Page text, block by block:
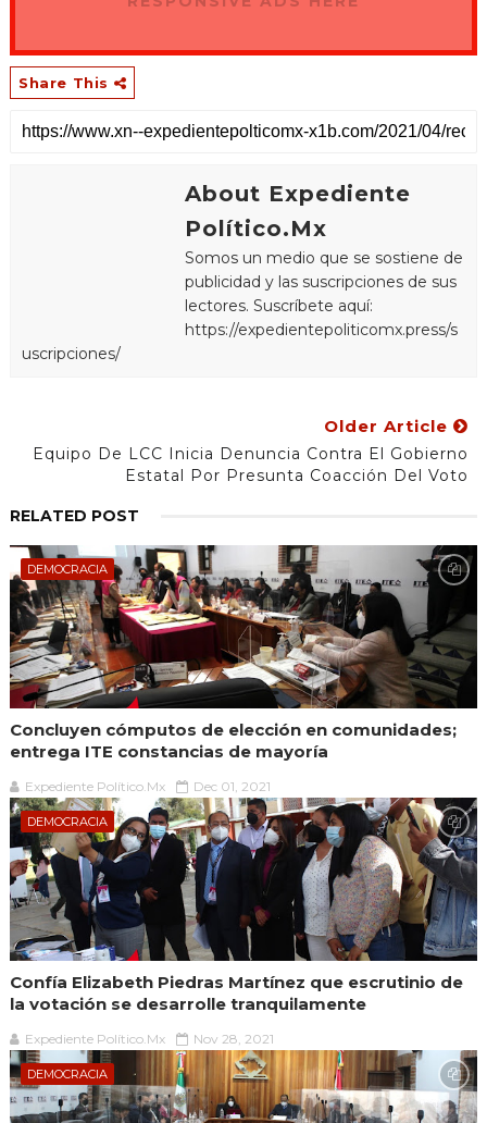
Share This
About Expediente
Político.Mx
Somos un medio que se sostiene de
publicidad y las suscripciones de sus
lectores. Suscríbete aquí:
https://expedientepoliticomx.press/s
uscripciones/
Older Article
Equipo De LCC Inicia Denuncia Contra El Gobierno
Estatal Por Presunta Coacción Del Voto
RELATED POST
DEMOCRACIA
Concluyen cómputos de elección en comunidades;
entrega ITE constancias de mayoría
Expediente Político.Mx Dec 01, 2021
DEMOCRACIA
Confía Elizabeth Piedras Martínez que escrutinio de
la votación se desarrolle tranquilamente
Expediente Político.Mx Nov 28, 2021
DEMOCRACIA